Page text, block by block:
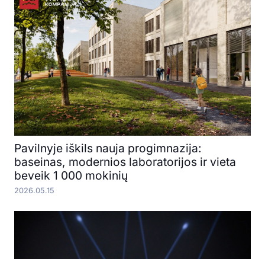
Pavilnyje iškils nauja progimnazija:
baseinas, modernios laboratorijos ir vieta
beveik 1 000 mokinių
2026.05.15